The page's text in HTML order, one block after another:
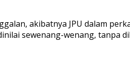
akibatnya JPU dalam
sewenang-wenang, tanpa